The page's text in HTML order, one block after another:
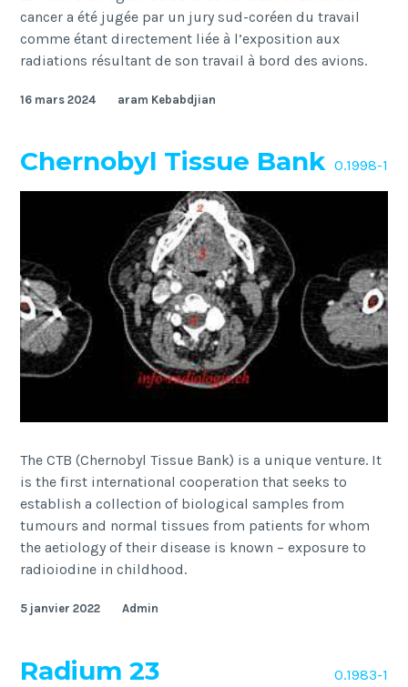
cancer a été jugée par un jury sud-coréen du travail
comme étant directement liée à l’exposition aux
radiations résultant de son travail à bord des avions.
16 mars 2024 aram Kebabdjian
Chernobyl Tissue Bank O.1998-1
The CTB (Chernobyl Tissue Bank) is a unique venture. It
is the first international cooperation that seeks to
establish a collection of biological samples from
tumours and normal tissues from patients for whom
the aetiology of their disease is known – exposure to
radioiodine in childhood.
5 janvier 2022 Admin
Radium 23 O.1983-1